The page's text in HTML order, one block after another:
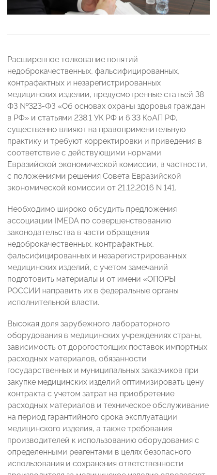
Расширенное толкование понятий
недоброкачественных, фальсифицированных,
контрафактных и незарегистрированных
медицинских изделии, предусмотренные статьей 38
ФЗ №323-ФЗ «Об основах охраны здоровья граждан
в РФ» и статьями 238.1 УК РФ и 6.33 КоАП РФ,
существенно влияют на правоприменительную
практику и требуют корректировки и приведения в
соответствие с действующими нормами
Евразийской экономической комиссии, в частности,
с положениями решения Совета Евразийской
экономической комиссии от 21.12.2016 N 141.
Необходимо широко обсудить предложения
ассоциации IMEDA по совершенствованию
законодательства в части обращения
недоброкачественных, контрафактных,
фальсифицированных и незарегистрированных
медицинских изделий, с учетом замечаний
подготовить материалы и от имени «ОПОРЫ
РОССИИ направить их в федеральные органы
исполнительной власти.
Высокая доля зарубежного лабораторного
оборудования в медицинских учреждениях страны,
зависимость от дорогостоящих поставок импортных
расходных материалов, обязанности
государственных и муниципальных заказчиков при
закупке медицинских изделий оптимизировать цену
контракта с учетом затрат на приобретение
расходных материалов и техническое обслуживание
на период гарантийного срока эксплуатации
медицинского изделия, а также требования
производителей к использованию оборудования с
определенными реагентами в целях безопасного
использования и сохранения ответственности